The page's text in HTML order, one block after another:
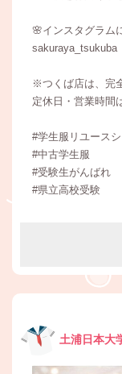
🌸インスタグラム
sakuraya_tsukuba
※つくば店は、完
定休日・営業時間
#学生服リユース
#中古学生服
#受験生がんばれ
#県立高校受験
土浦日本大